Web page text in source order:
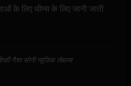
के लिए थीम्स के लिए जानी जाती
गैशा सोनी म्यूज़िक लेबल्स